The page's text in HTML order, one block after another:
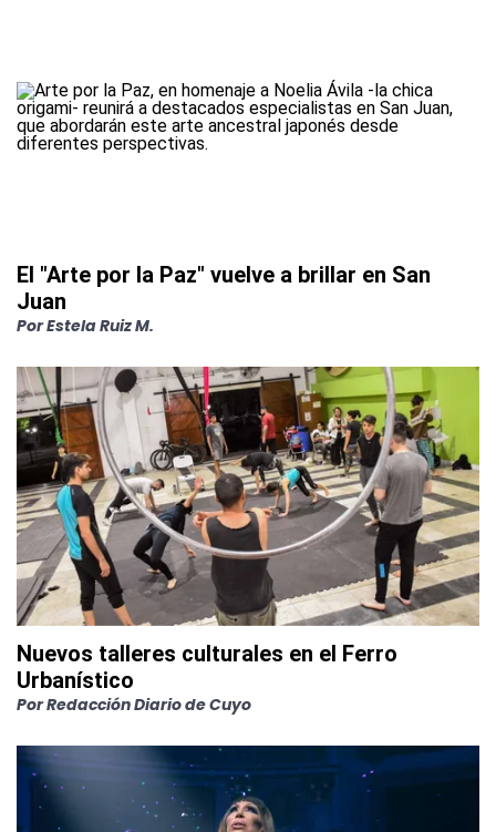
El "Arte por la Paz" vuelve a brillar en San
Juan
PorEstela Ruiz M.
Nuevos talleres culturales en el Ferro
Urbanístico
PorRedacción Diario de Cuyo